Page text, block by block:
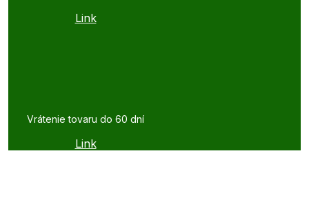
Link
Vrátenie tovaru do 60 dní
Link